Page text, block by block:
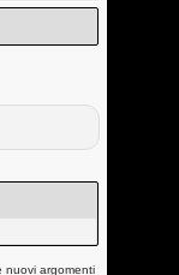
nuovi argomenti